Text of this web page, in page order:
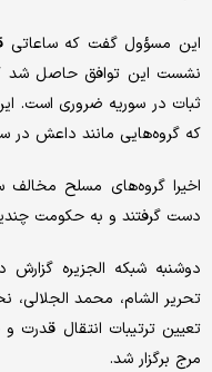
این مسؤول گفت که ساعاتی
نشست این توافق حاصل شد
ثبات در سوریه ضروری است.
که گروه‌هایی مانند داعش در
اخیرا گروه‌های مسلح مخالف
دست گرفتند و به حکومت
دوشنبه شبکه الجزیره
تحریر الشام،‌ محمد
تعیین ترتیبات انتقال قدرت
مرج برگزار شد.